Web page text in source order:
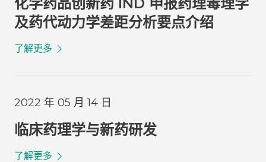
及药代动力学差距分析要点介绍
了解更多
2022 年 05 月 14 日
临床药理学与新药研发
了解更多